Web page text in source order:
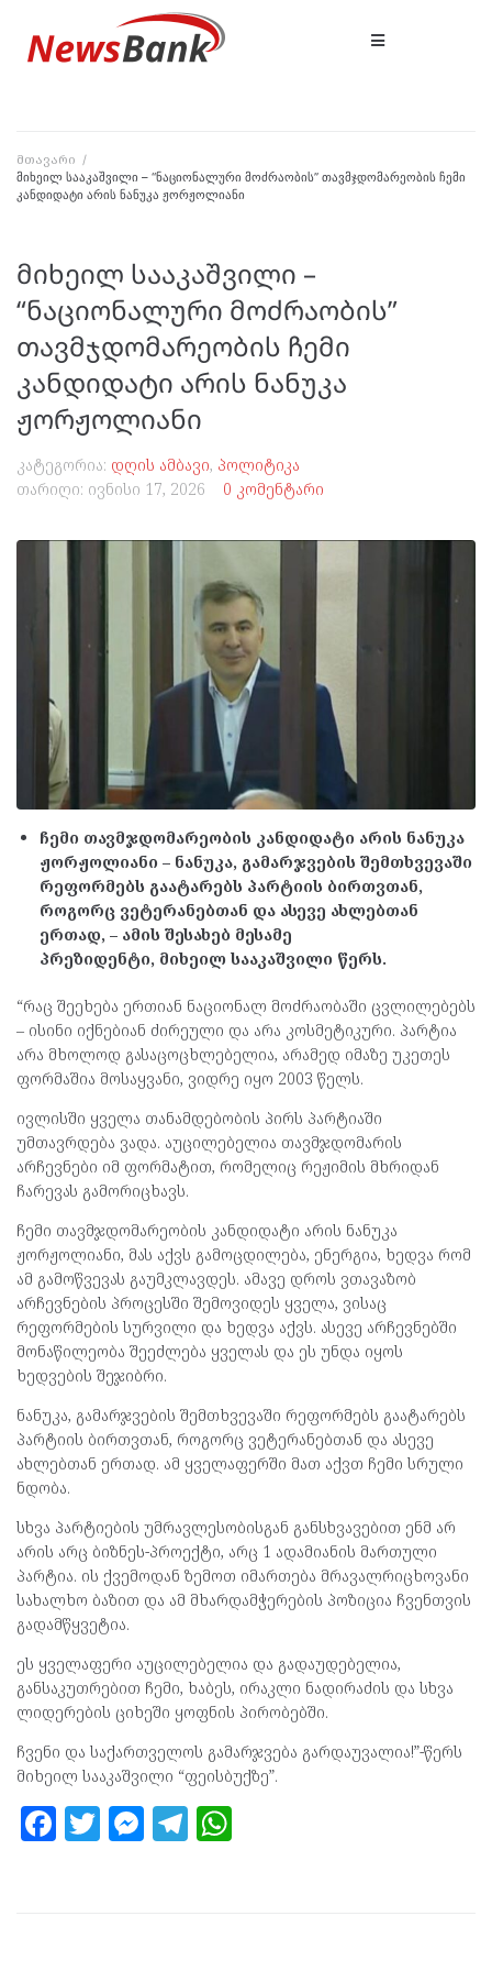
მთავარი /
მიხეილ სააკაშვილი – “ნაციონალური მოძრაობის” თავმჯდომარეობის ჩემი
კანდიდატი არის ნანუკა ჟორჟოლიანი
მიხეილ სააკაშვილი –
“ნაციონალური მოძრაობის”
თავმჯდომარეობის ჩემი
კანდიდატი არის ნანუკა
ჟორჟოლიანი
კატეგორია: დღის ამბავი, პოლიტიკა
თარიღი: ივნისი 17, 2026 0 კომენტარი
ჩემი თავმჯდომარეობის კანდიდატი არის ნანუკა
ჟორჟოლიანი – ნანუკა, გამარჯვების შემთხვევაში
რეფორმებს გაატარებს პარტიის ბირთვთან,
როგორც ვეტერანებთან და ასევე ახლებთან
ერთად, – ამის შესახებ მესამე
პრეზიდენტი, მიხეილ სააკაშვილი წერს.
“რაც შეეხება ერთიან ნაციონალ მოძრაობაში ცვლილებებს
– ისინი იქნებიან ძირეული და არა კოსმეტიკური. პარტია
არა მხოლოდ გასაცოცხლებელია, არამედ იმაზე უკეთეს
ფორმაშია მოსაყვანი, ვიდრე იყო 2003 წელს.
ივლისში ყველა თანამდებობის პირს პარტიაში
უმთავრდება ვადა. აუცილებელია თავმჯდომარის
არჩევნები იმ ფორმატით, რომელიც რეჟიმის მხრიდან
ჩარევას გამორიცხავს.
ჩემი თავმჯდომარეობის კანდიდატი არის ნანუკა
ჟორჟოლიანი, მას აქვს გამოცდილება, ენერგია, ხედვა რომ
ამ გამოწვევას გაუმკლავდეს. ამავე დროს ვთავაზობ
არჩევნების პროცესში შემოვიდეს ყველა, ვისაც
რეფორმების სურვილი და ხედვა აქვს. ასევე არჩევნებში
მონაწილეობა შეეძლება ყველას და ეს უნდა იყოს
ხედვების შეჯიბრი.
ნანუკა, გამარჯვების შემთხვევაში რეფორმებს გაატარებს
პარტიის ბირთვთან, როგორც ვეტერანებთან და ასევე
ახლებთან ერთად. ამ ყველაფერში მათ აქვთ ჩემი სრული
ნდობა.
სხვა პარტიების უმრავლესობისგან განსხვავებით ენმ არ
არის არც ბიზნეს-პროექტი, არც 1 ადამიანის მართული
პარტია. ის ქვემოდან ზემოთ იმართება მრავალრიცხოვანი
სახალხო ბაზით და ამ მხარდამჭერების პოზიცია ჩვენთვის
გადამწყვეტია.
ეს ყველაფერი აუცილებელია და გადაუდებელია,
განსაკუთრებით ჩემი, ხაბეს, ირაკლი ნადირაძის და სხვა
ლიდერების ციხეში ყოფნის პირობებში.
ჩვენი და საქართველოს გამარჯვება გარდაუვალია!”-წერს
მიხეილ სააკაშვილი “ფეისბუქზე”.
F
a
T
w
M
es
T
el